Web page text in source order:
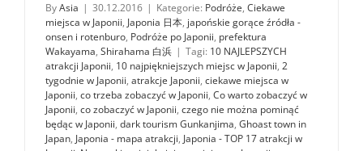
ByAsia | 30.12.2016 | Kategorie: Podróże, Ciekawe
miejsca w Japonii, Japonia 日本, japońskie gorące źródła -
onsen i rotenburo, Podróże po Japonii, prefektura
Wakayama, Shirahama 白浜 | Tagi: 10 NAJLEPSZYCH
atrakcji Japonii, 10 najpiękniejszych miejsc w Japonii, 2
tygodnie w Japonii, atrakcje Japonii, ciekawe miejsca w
Japonii, co trzeba zobaczyć w Japonii, Co warto zobaczyć w
Japonii, co zobaczyć w Japonii, czego nie można pominąć
będąc w Japonii, dark tourism Gunkanjima, Ghoast town in
Japan, Japonia - mapa atrakcji, Japonia - TOP 17 atrakcji w